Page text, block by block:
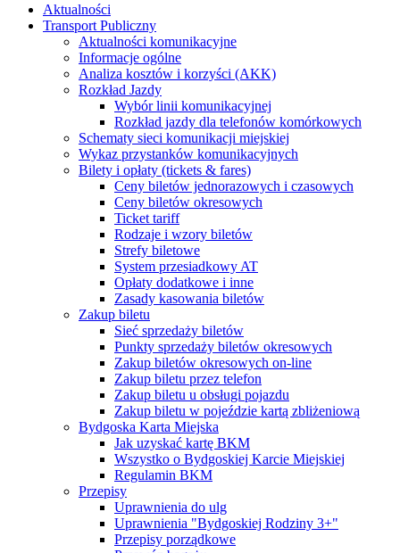
Aktualności
Transport Publiczny
Aktualności komunikacyjne
Informacje ogólne
Analiza kosztów i korzyści (AKK)
Rozkład Jazdy
Wybór linii komunikacyjnej
Rozkład jazdy dla telefonów komórkowych
Schematy sieci komunikacji miejskiej
Wykaz przystanków komunikacyjnych
Bilety i opłaty (tickets & fares)
Ceny biletów jednorazowych i czasowych
Ceny biletów okresowych
Ticket tariff
Rodzaje i wzory biletów
Strefy biletowe
System przesiadkowy AT
Opłaty dodatkowe i inne
Zasady kasowania biletów
Zakup biletu
Sieć sprzedaży biletów
Punkty sprzedaży biletów okresowych
Zakup biletów okresowych on-line
Zakup biletu przez telefon
Zakup biletu u obsługi pojazdu
Zakup biletu w pojeździe kartą zbliżeniową
Bydgoska Karta Miejska
Jak uzyskać kartę BKM
Wszystko o Bydgoskiej Karcie Miejskiej
Regulamin BKM
Przepisy
Uprawnienia do ulg
Uprawnienia "Bydgoskiej Rodziny 3+"
Przepisy porządkowe